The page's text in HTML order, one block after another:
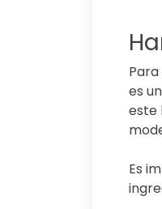
es
este
Es